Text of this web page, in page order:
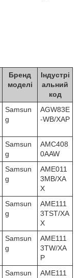
Бренд
моделі
Індустрі
альний
код
Samsun
g
AGW83E
-WB/XAP
Samsun
g
AMC408
0AAW
Samsun
g
AME011
3MB/XA
X
Samsun
g
AME111
3TST/XA
X
Samsun
g
AME111
3TW/XA
P
Samsun
AME111